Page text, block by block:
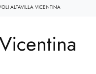
ALTAVILLA VICENTINA